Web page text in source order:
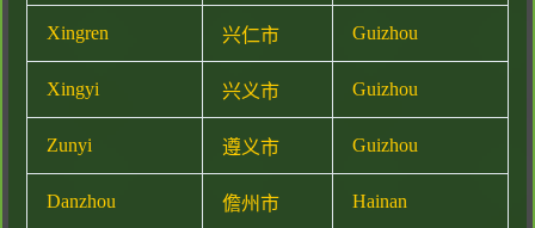
Xingren 兴仁市 Guizhou
Xingyi 兴义市 Guizhou
Zunyi 遵义市 Guizhou
Danzhou 儋州市 Hainan